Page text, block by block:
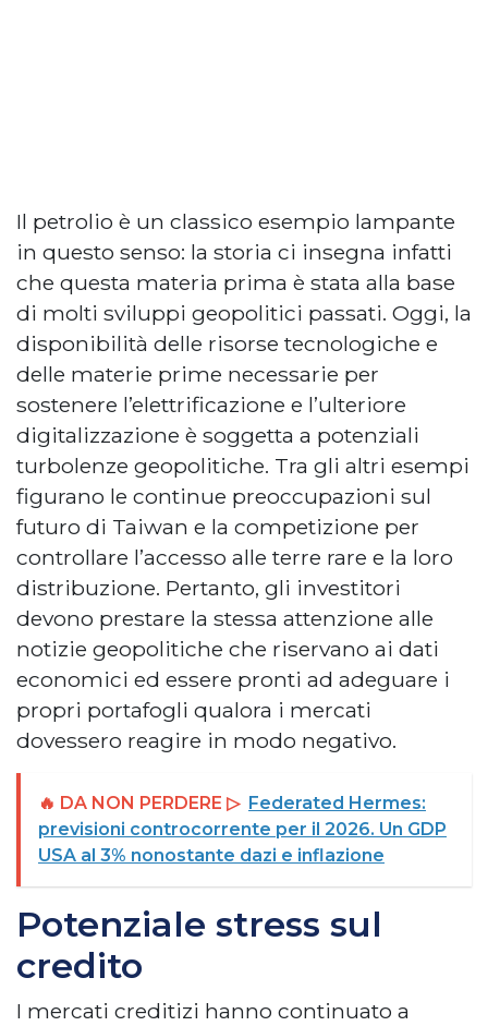
Il petrolio è un classico esempio lampante
in questo senso: la storia ci insegna infatti
che questa materia prima è stata alla base
di molti sviluppi geopolitici passati. Oggi, la
disponibilità delle risorse tecnologiche e
delle materie prime necessarie per
sostenere l’elettrificazione e l’ulteriore
digitalizzazione è soggetta a potenziali
turbolenze geopolitiche. Tra gli altri esempi
figurano le continue preoccupazioni sul
futuro di Taiwan e la competizione per
controllare l’accesso alle terre rare e la loro
distribuzione. Pertanto, gli investitori
devono prestare la stessa attenzione alle
notizie geopolitiche che riservano ai dati
economici ed essere pronti ad adeguare i
propri portafogli qualora i mercati
dovessero reagire in modo negativo.
🔥 DA NON PERDERE ▷ Federated Hermes:
previsioni controcorrente per il 2026. Un GDP
USA al 3% nonostante dazi e inflazione
Potenziale stress sul
credito
I mercati creditizi hanno continuato a